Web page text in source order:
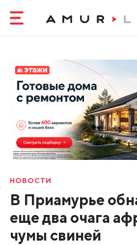
НОВОСТИ
В Приамурье
еще два очага
чумы свиней